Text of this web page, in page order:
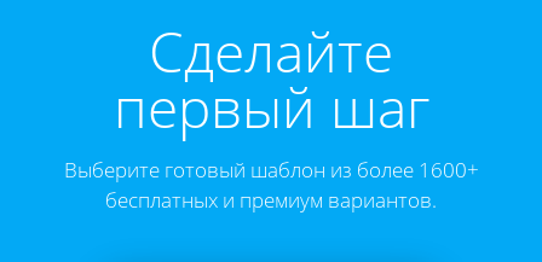
Cделайте
первый шаг
Выберите готовый шаблон из более 1600+
бесплатных и премиум вариантов.